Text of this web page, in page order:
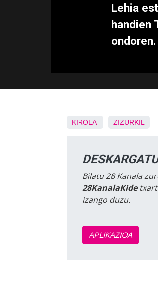
Lehia
handien
ondoren.
KIROLA ZIZURKIL
Bilatu 28 Kanala
28KanalaKide
izango duzu.
APLIKAZIOA